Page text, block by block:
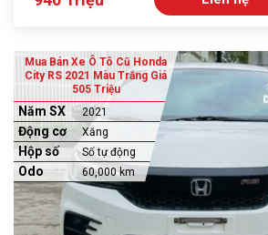
Mua Bán Xe Ô Tô Cũ Honda
City RS 2021 Màu Trắng Giá
505 Triệu
Năm SX 2021
Động cơ Xăng
Hộp số Số tự động
Odo 60,000 km